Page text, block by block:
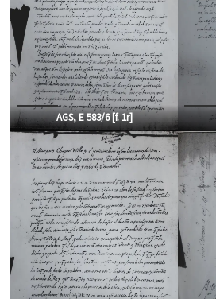
AGS, E 583/6 [f. 1r]